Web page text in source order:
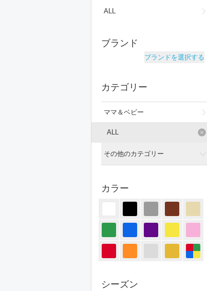
ALL
ブランド
ブランドを選択する
カテゴリー
ママ＆ベビー
ALL
その他のカテゴリー
ジャケット/アウター
パンツ
オールインワン・サロペット
カラー
シーズン